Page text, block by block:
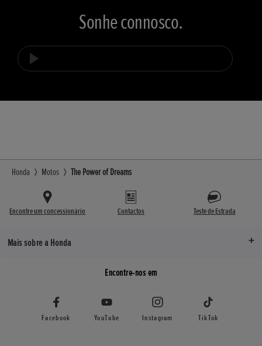
Sonhe connosco.
Honda Motos The Power of Dreams
Encontre um concessionário Contactos Teste de Estrada
Mais sobre a Honda
Encontre-nos em
Facebook YouTube Instagram TikTok